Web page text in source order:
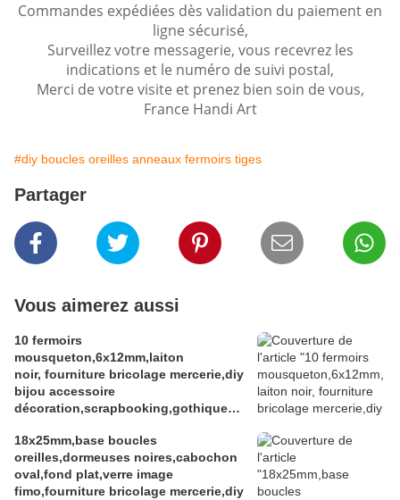
Commandes expédiées dès validation du paiement en
ligne sécurisé,
Surveillez votre messagerie, vous recevrez les
indications et le numéro de suivi postal,
Merci de votre visite et prenez bien soin de vous,
France Handi Art
#diy boucles oreilles anneaux fermoirs tiges
Partager
Vous aimerez aussi
10 fermoirs
mousqueton,6x12mm,laiton
noir, fourniture bricolage mercerie,diy
bijou accessoire
décoration,scrapbooking,gothique
kawaii,boheme victorien
edouardien,ateliers du fait mains
18x25mm,base boucles
oreilles,dormeuses noires,cabochon
oval,fond plat,verre image
fimo,fourniture bricolage mercerie,diy